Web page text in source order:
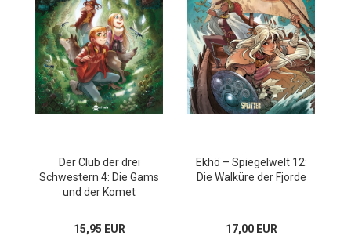
Der Club der drei
Schwestern 4: Die Gams
und der Komet
15,95 EUR
Ekhö – Spiegelwelt 12:
Die Walküre der Fjorde
17,00 EUR